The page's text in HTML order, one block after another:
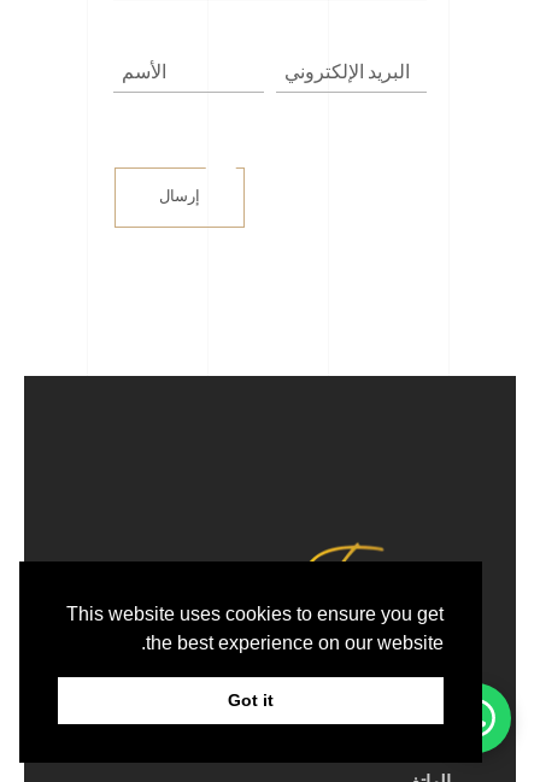
إرسال
Info@excellage.ae : البريد الاكتروني
This website uses cookies to ensure you get
the best experience on our website.
Got it